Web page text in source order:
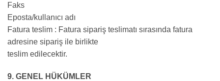
Faks
Eposta/kullanıcı adı
Fatura teslim : Fatura sipariş teslimatı sırasında fatura
adresine sipariş ile birlikte
teslim edilecektir.
9. GENEL HÜKÜMLER